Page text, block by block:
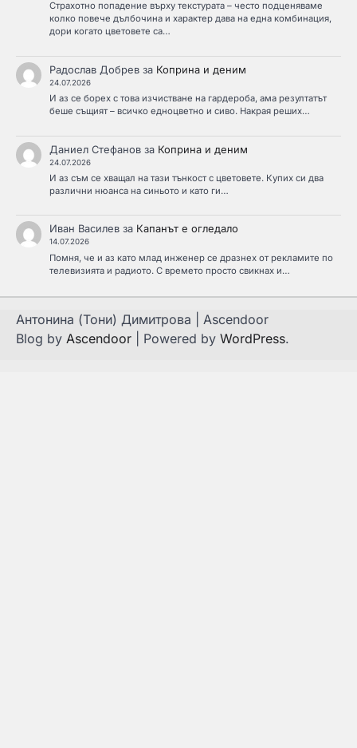
Страхотно попадение върху текстурата – често подценяваме
колко повече дълбочина и характер дава на една комбинация,
дори когато цветовете са…
Радослав Добревза Коприна и деним
24.07.2026
И аз се борех с това изчистване на гардероба, ама резултатът
беше същият – всичко едноцветно и сиво. Накрая реших…
Даниел Стефановза Коприна и деним
24.07.2026
И аз съм се хващал на тази тънкост с цветовете. Купих си два
различни нюанса на синьото и като ги…
Иван Василевза Капанът е огледало
14.07.2026
Помня, че и аз като млад инженер се дразнех от рекламите по
телевизията и радиото. С времето просто свикнах и…
Антонина (Тони) Димитрова | Ascendoor
Blog by Ascendoor | Powered by WordPress.